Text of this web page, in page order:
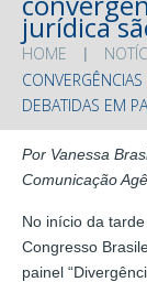
jurídica
HOME
DEBATIDAS EM
Por Vanessa
Comunicação
No início da
Congresso
painel